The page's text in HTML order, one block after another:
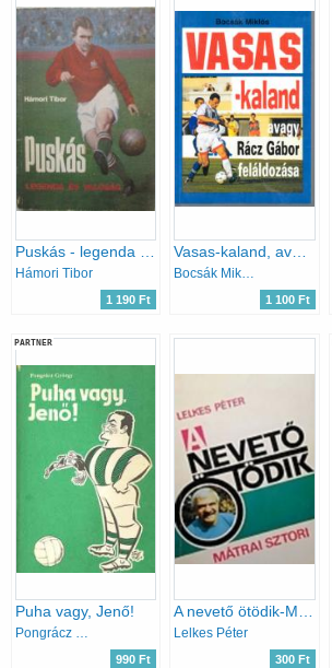
Hámori Tibor
1 190 Ft 1 100 Ft
PARTNER
Puha vagy, Jenő!
Pongrácz György
990 Ft
Lelkes Péter
300 Ft